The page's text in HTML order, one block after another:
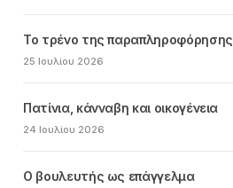
Το τρένο της παραπληροφόρησης
25 Ιουλίου 2026
Πατίνια, κάνναβη και οικογένεια
24 Ιουλίου 2026
Ο βουλευτής ως επάγγελμα